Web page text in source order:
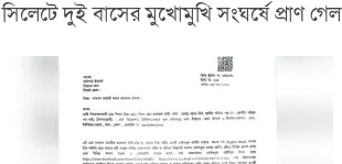
সিলেটে দুই বাসের মুখোমুখি সংঘর্ষে প্রাণ